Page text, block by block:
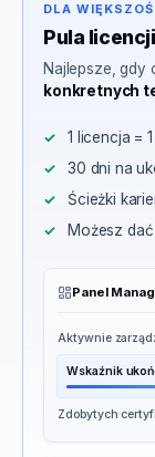
DLA
Pula
Najlepsze, gdy
konkretnych
1 licencja =
30 dni na
Ścieżki
Możesz
Panel
Aktywnie
Wskaźnik
Zdobytych